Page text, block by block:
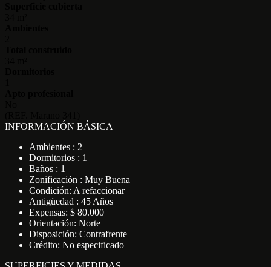
INFORMACIÓN BÁSICA
Ambientes : 2
Dormitorios : 1
Baños : 1
Zonificación : Muy Buena
Condición: A refaccionar
Antigüedad : 45 Años
Expensas: $ 80.000
Orientación: Norte
Disposición: Contrafrente
Crédito: No especificado